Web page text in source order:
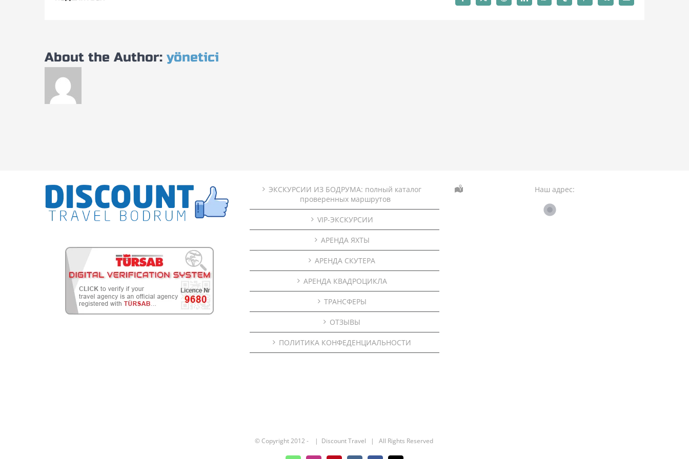
About the Author: yönetici
ЭКСКУРСИИ ИЗ БОДРУМА: полный каталог
проверенных маршрутов
VIP-ЭКСКУРСИИ
АРЕНДА ЯХТЫ
АРЕНДА СКУТЕРА
АРЕНДА КВАДРОЦИКЛА
ТРАНСФЕРЫ
ОТЗЫВЫ
ПОЛИТИКА КОНФЕДЕНЦИАЛЬНОСТИ
Наш адрес:
© Copyright 2012 - | Discount Travel | All Rights Reserved